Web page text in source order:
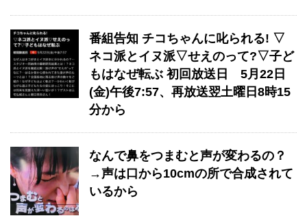
番組告知 チコちゃんに叱られる! ▽
ネコ派とイヌ派▽せえのって?▽子ど
もはなぜ転ぶ 初回放送日 5月22日
(金)午後7:57、再放送翌土曜日8時15
分から
なんで鼻をつまむと声が変わるの？
→声は口から10cmの所で合成されて
いるから